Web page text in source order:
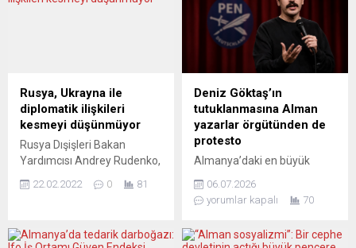
toplanan yüzlerce kişi
bayrakları, büyük boyda haç
ve ikonlar taşıyan
göstericilerin kendilerini
uyaran...
kısaltılmış bir rota üzerinde
anlaşmaya varılmıştı.
Yorumcular, Sırbistan
Cumhurbaşkanı Vučić’in
yaşanan olaylardaki rolünü
irdeliyor. JUTARNJI LIST
(Hırvatistan) KÖTÜ BİR
PEMBE DİZİ GİBİ Jutarnji list,
yaşananların Sırbistan
Cumhurbaşkanı’nın...
Rusya, Ukrayna ile
diplomatik ilişkileri
kesmeyi düşünmüyor
Rusya Dışişleri Bakan
Yardımcısı Andrey Rudenko,
ilişkileri kesmeyi
Andrey Rudenko, Kiev’in
22.02.2022 0 81
Deniz Göktaş’ın
tutuklanmasına Alman
yazarlar örgütünden de
protesto
Almanya’daki en büyük
Berlin” de Deniz Göktaş’ın
tutuklanmasını protesto etti
Friedrich Merz’e seslenerek,
06.07.2026
yorumlar kapalı
70